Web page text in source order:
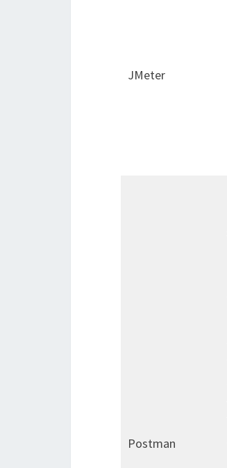
JMeter
Postman